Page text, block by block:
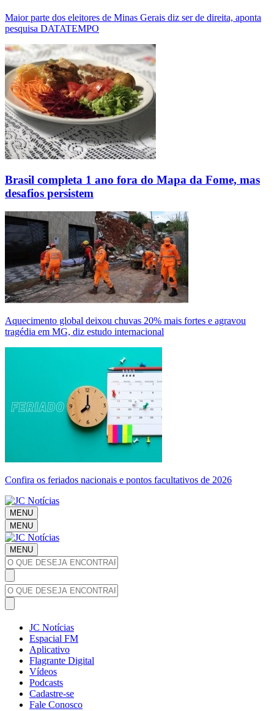
Maior parte dos eleitores de Minas Gerais diz ser de direita, aponta
pesquisa DATATEMPO
Brasil completa 1 ano fora do Mapa da Fome, mas
desafios persistem
Aquecimento global deixou chuvas 20% mais fortes e agravou
tragédia em MG, diz estudo internacional
Confira os feriados nacionais e pontos facultativos de 2026
MENU
MENU
MENU
JC Notícias
Espacial FM
Aplicativo
Flagrante Digital
Vídeos
Podcasts
Cadastre-se
Fale Conosco